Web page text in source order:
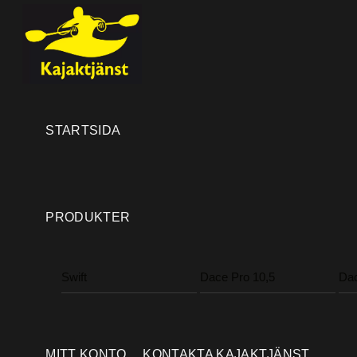
STARTSIDA
PRODUKTER
MITT KONTO KONTAKTA KAJAKTJÄNST